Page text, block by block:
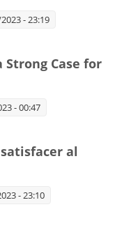
- 23:19
Case for
- 00:47
al
- 23:10